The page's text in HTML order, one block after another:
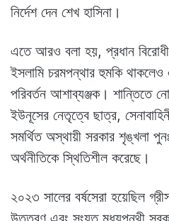
নির্দেশ দেন শেখ হাসিনা।
এতে আরও বলা হয়, প্রধান
ইসলামি চরমপন্থার হুমকি থাকলেও
পরিবর্তন আশাব্যঞ্জক। শান্তিতে
ইউনূসের নেতৃত্বে ছাত্র,
সমর্থিত অস্থায়ী সরকার শৃঙ্খলা
অর্থনীতিকে স্থিতিশীল করেছে।
২০২৩ সালের বর্ষসেরা হয়েছিল